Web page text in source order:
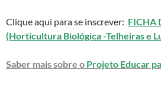
Clique aqui para se inscrever: FICHA
(Horticultura Biológica -Telheiras e
Saber mais sobre o Projeto Educar